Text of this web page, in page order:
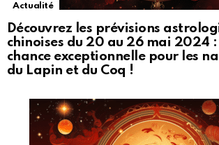
Actualité
Découvrez les prévisions
chinoises du 20 au 26 mai 2024
chance exceptionnelle pour les
du Lapin et du Coq !